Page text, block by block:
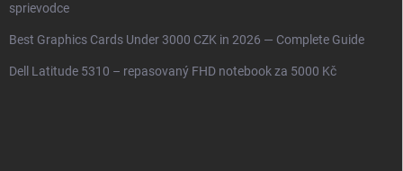
sprievodce
Best Graphics Cards Under 3000 CZK in 2026 — Complete Guide
Dell Latitude 5310 – repasovaný FHD notebook za 5000 Kč